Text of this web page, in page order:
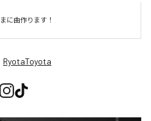
RyotaToyota